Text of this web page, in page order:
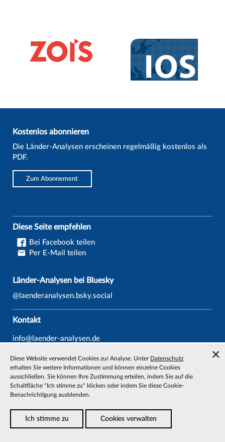
Kostenlos abonnieren
Die Länder-Analysen erscheinen regelmäßig kostenlos als
PDF.
Zum Abonnement
Diese Seite empfehlen
Bei Facebook teilen
Per E-Mail teilen
Länder-Analysen bei Bluesky
@laenderanalysen.bsky.social
Kontakt
info@laender-analysen.de
Fax: 0421/218-69607
Redaktionen
Wissenschaftliche Beiräte
Über die Länder-Analysen
Diese Website verwendet Cookies zur Analyse. Unter Datenschutz
erhalten Sie weitere Informationen und können einzelne Cookies
ausschließen. Sie können Ihre Zustimmung erteilen, indem Sie auf die
Schaltfläche "Ich stimme zu" klicken oder indem Sie diese Cookie-
Benachrichtigung ausblenden.
Ich stimme zu Cookies verwalten